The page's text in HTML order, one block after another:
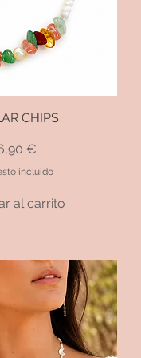
CHIPS
€
incluido
al carrito